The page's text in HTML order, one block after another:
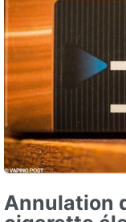
Annulation